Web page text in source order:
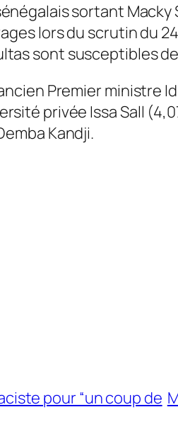
sortant Macky
lors du scrutin du
sont susceptibles
Premier ministre
privée Issa Sall
Kandji.
pour “un coup de